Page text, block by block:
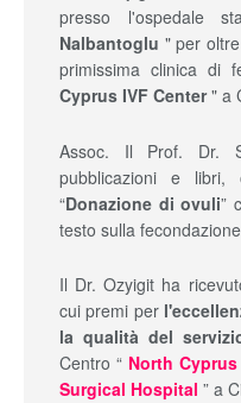
presso l'ospedale
Nalbantoglu " per
primissima clinica di
Cyprus IVF Center" a
Assoc. Il Prof. Dr.
pubblicazioni e
“Donazione di ovuli”
testo sulla
Il Dr. Ozyigit ha
cui premi per
la qualità del
Centro “ North Cyprus
Surgical Hospital ” a